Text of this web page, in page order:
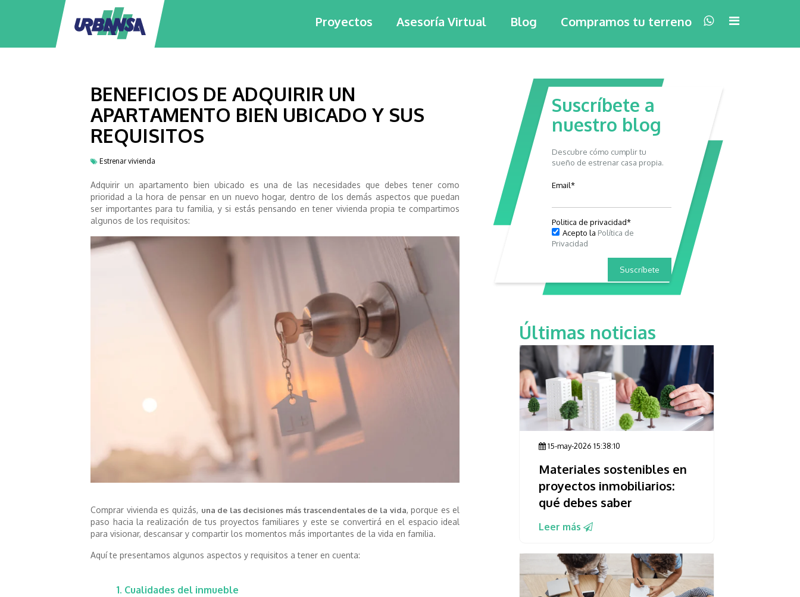
Proyectos Asesoría Virtual Blog Compramos tu terreno
BENEFICIOS DE ADQUIRIR UN
APARTAMENTO BIEN UBICADO Y SUS
REQUISITOS
Estrenar vivienda
Adquirir un apartamento bien ubicado es una de las necesidades que debes tener como
prioridad a la hora de pensar en un nuevo hogar, dentro de los demás aspectos que puedan
ser importantes para tu familia, y si estás pensando en tener vivienda propia te compartimos
algunos de los requisitos:
Comprar vivienda es quizás, una de las decisiones más trascendentales de la vida, porque es el
paso hacia la realización de tus proyectos familiares y este se convertirá en el espacio ideal
para visionar, descansar y compartir los momentos más importantes de la vida en familia.
Aquí te presentamos algunos aspectos y requisitos a tener en cuenta:
1. Cualidades del inmueble
Suscríbete a
nuestro blog
Descubre cómo cumplir tu
sueño de estrenar casa propia.
Email*
Politica de privacidad*
Acepto la Política de
Privacidad
Últimas noticias
15-may-2026 15:38:10
Materiales sostenibles en
proyectos inmobiliarios:
qué debes saber
Leer más